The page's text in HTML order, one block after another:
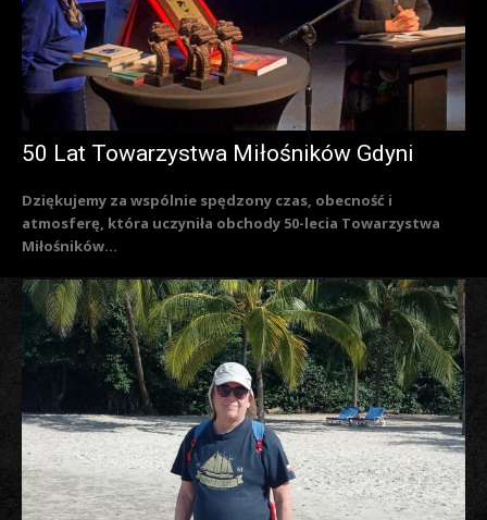
50 Lat Towarzystwa Miłośników Gdyni
Dziękujemy za wspólnie spędzony czas, obecność i
atmosferę, która uczyniła obchody 50-lecia Towarzystwa
Miłośników...